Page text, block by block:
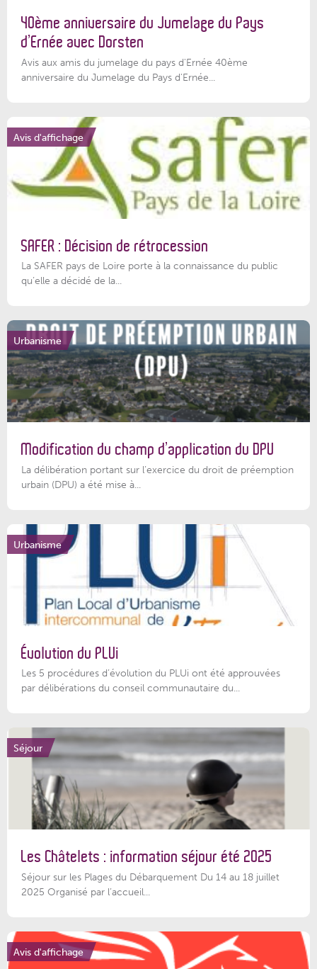
40ème anniversaire du Jumelage du Pays
d’Ernée avec Dorsten
Avis aux amis du jumelage du pays d'Ernée 40ème
anniversaire du Jumelage du Pays d'Ernée...
Avis d'affichage
SAFER : Décision de rétrocession
La SAFER pays de Loire porte à la connaissance du public
qu’elle a décidé de la...
Urbanisme
Modification du champ d’application du DPU
La délibération portant sur l’exercice du droit de préemption
urbain (DPU) a été mise à...
Urbanisme
Évolution du PLUi
Les 5 procédures d’évolution du PLUi ont été approuvées
par délibérations du conseil communautaire du...
Séjour
Les Châtelets : information séjour été 2025
Séjour sur les Plages du Débarquement Du 14 au 18 juillet
2025 Organisé par l’accueil...
Avis d'affichage